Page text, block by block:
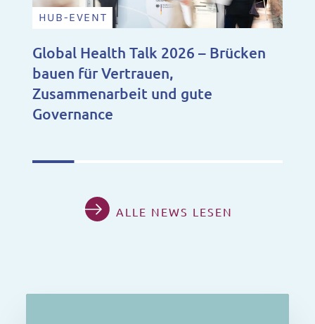
HUB-EVENT
Global Health Talk 2026 – Brücken
bauen für Vertrauen,
Zusammenarbeit und gute
Governance
ALLE NEWS LESEN